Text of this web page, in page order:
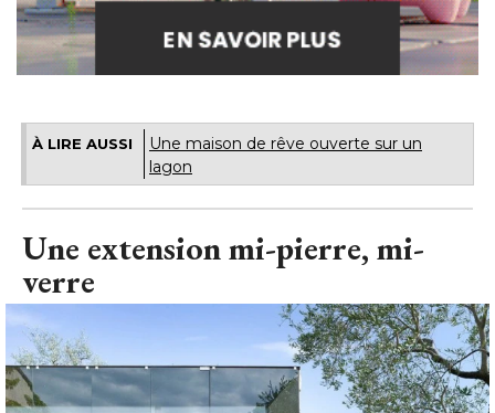
À LIRE AUSSI
Une maison de rêve ouverte sur un
lagon
Une extension mi-pierre, mi-
verre